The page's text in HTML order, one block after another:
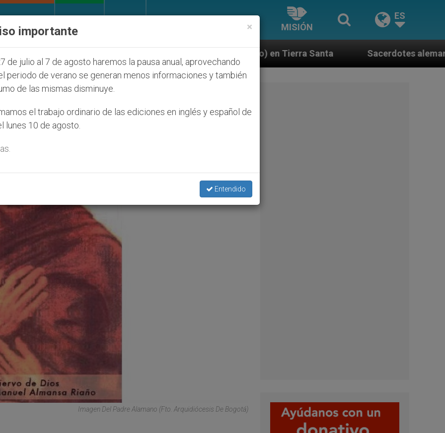
MISIÓN
ES
que afecta a cristianos (y no sólo) en Tierra Santa Sacerdotes alemanes fieles al Papa
Imagen Del Padre Alamano (fto. Arquidiócesis De Bogotá)
×
importante
de julio al 7 de agosto haremos la pausa anual, aprovechando
periodo de verano se generan menos informaciones y también
de las mismas disminuye.
el trabajo ordinario de las ediciones en inglés y español de
lunes 10 de agosto.
Entendido